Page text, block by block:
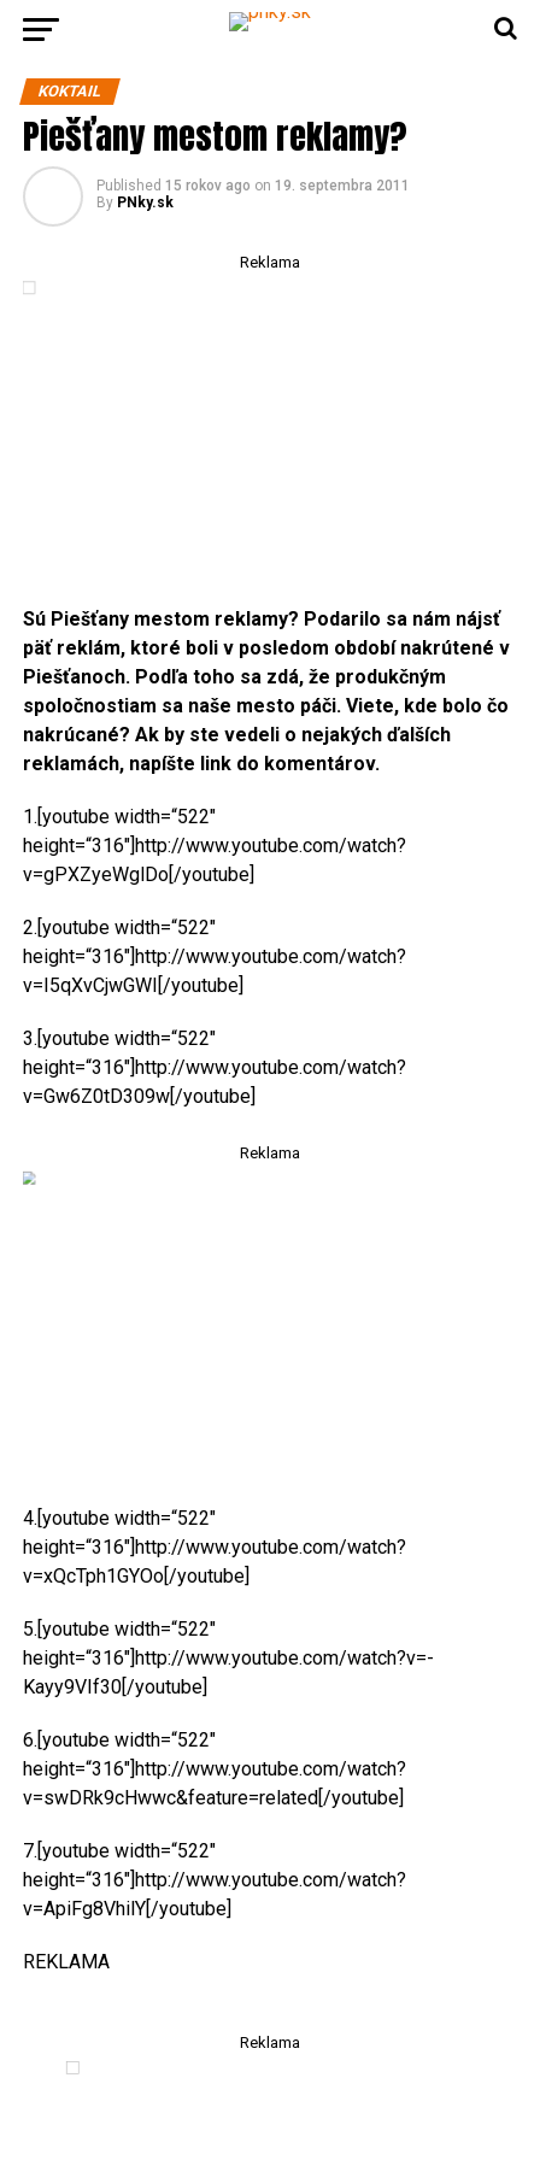
KOKTAIL
Piešťany mestom reklamy?
Published 15 rokov ago on 19. septembra 2011
By PNky.sk
Reklama
Sú Piešťany mestom reklamy? Podarilo sa nám nájsť
päť reklám, ktoré boli v posledom období nakrútené v
Piešťanoch. Podľa toho sa zdá, že produkčným
spoločnostiam sa naše mesto páči. Viete, kde bolo čo
nakrúcané? Ak by ste vedeli o nejakých ďalších
reklamách, napíšte link do komentárov.
1.[youtube width=“522″
height=“316″]http://www.youtube.com/watch?
v=gPXZyeWglDo[/youtube]
2.[youtube width=“522″
height=“316″]http://www.youtube.com/watch?
v=I5qXvCjwGWI[/youtube]
3.[youtube width=“522″
height=“316″]http://www.youtube.com/watch?
v=Gw6Z0tD309w[/youtube]
Reklama
4.[youtube width=“522″
height=“316″]http://www.youtube.com/watch?
v=xQcTph1GYOo[/youtube]
5.[youtube width=“522″
height=“316″]http://www.youtube.com/watch?v=-
Kayy9VIf30[/youtube]
6.[youtube width=“522″
height=“316″]http://www.youtube.com/watch?
v=swDRk9cHwwc&feature=related[/youtube]
7.[youtube width=“522″
height=“316″]http://www.youtube.com/watch?
v=ApiFg8VhilY[/youtube]
REKLAMA
Reklama